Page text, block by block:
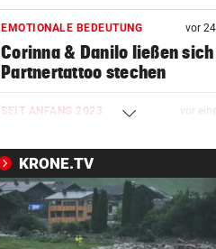
EMOTIONALE BEDEUTUNG vor
Corinna & Danilo ließen sich
Partnertattoo stechen
SEIT ANFANG 2023 vor
Stand geklettert
AUSSAGE ÜBER KINDER vor
Steirische ÖVP-Chefin
den Bundeskanzler
KRONE.TV